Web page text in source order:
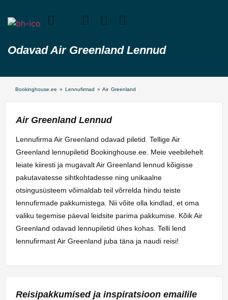
Odavad Air Greenland Lennud
Bookinghouse.ee » Lennufirmad » Air Greenland
Air Greenland Lennud
Lennufirma Air Greenland odavad piletid. Tellige Air
Greenland lennupiletid Bookinghouse.ee. Meie veebilehelt
leiate kiiresti ja mugavalt Air Greenland lennud kõigisse
pakutavatesse sihtkohtadesse ning unikaalne
otsingusüsteem võimaldab teil võrrelda hindu teiste
lennufirmade pakkumistega. Nii võite olla kindlad, et oma
valiku tegemise päeval leidsite parima pakkumise. Kõik Air
Greenland odavad lennupiletid ühes kohas. Telli lend
lennufirmast Air Greenland juba täna ja naudi reisi!
Reisipakkumised ja inspiratsioon emailile